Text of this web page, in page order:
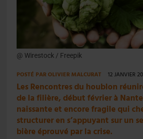
@ Wirestock / Freepik
POSTÉ PAROLIVIER MALCURAT 12 JANVIER
Les Rencontres du houblon
de la filière, début février à
naissante et encore fragile qui
structurer en s’appuyant sur un
bière éprouvé par la crise.